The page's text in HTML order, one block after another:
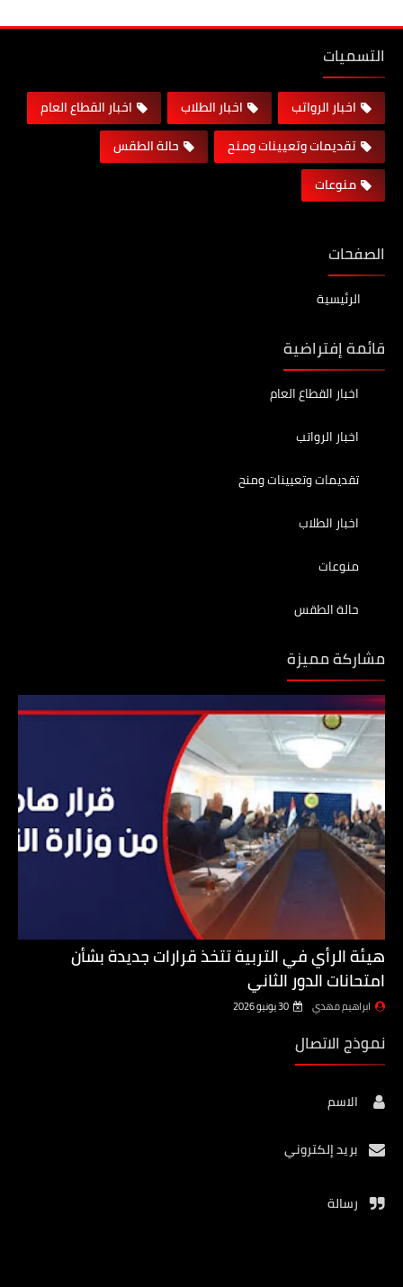
التسميات
اخبار الرواتب اخبار الطلاب
اخبار القطاع العام
تقديمات وتعيينات ومنح
حالة الطقس
منوعات
الصفحات
الرئيسية
قائمة إفتراضية
اخبار القطاع العام
اخبار الرواتب
تقديمات وتعيينات ومنح
اخبار الطلاب
منوعات
حالة الطقس
مشاركة مميزة
هيئة الرأي في التربية تتخذ قرارات جديدة بشأن
امتحانات الدور الثاني
ابراهيم مهدي 30 يونيو 2026
نموذج الاتصال
الاسم
بريد إلكتروني
رسالة